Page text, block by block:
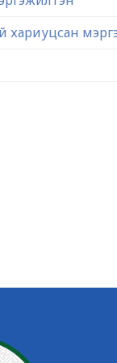
хариуцсан